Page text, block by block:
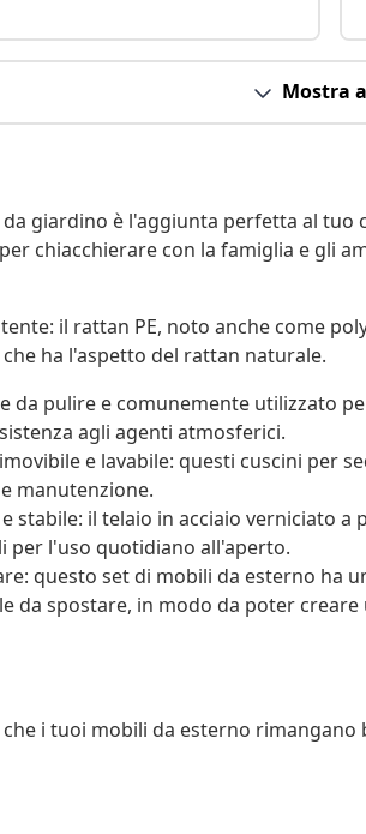
Mostra
giardino è l'aggiunta perfetta al
chiacchierare con la famiglia e gli
il rattan PE, noto anche come
ha l'aspetto del rattan naturale.
da pulire e comunemente utilizzato
agli agenti atmosferici.
e lavabile: questi cuscini per
manutenzione.
stabile: il telaio in acciaio verniciato
per l'uso quotidiano all'aperto.
questo set di mobili da esterno ha
da spostare, in modo da poter
i tuoi mobili da esterno